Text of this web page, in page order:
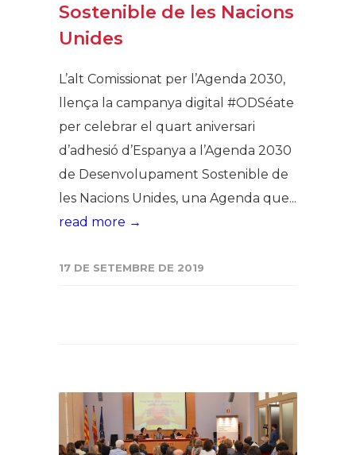
Sostenible de les Nacions
Unides
L’alt Comissionat per l’Agenda 2030,
llença la campanya digital #ODSéate
per celebrar el quart aniversari
d’adhesió d’Espanya a l’Agenda 2030
de Desenvolupament Sostenible de
les Nacions Unides, una Agenda que...
read more →
17 DE SETEMBRE DE 2019